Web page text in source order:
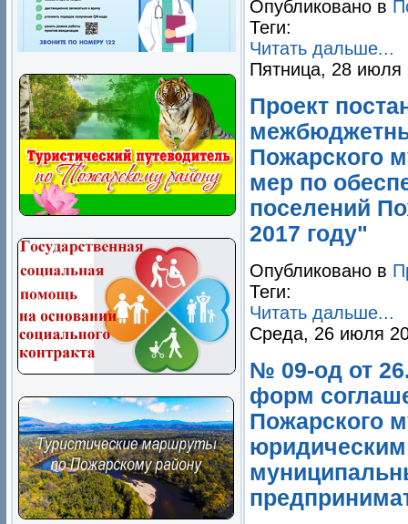
Опубликовано в
Теги:
Читать дальше...
Пятница, 28 июля
Проект
Пожарского
мер по
поселений
2017 году"
Опубликовано в
Теги:
Читать дальше...
Среда, 26 июля
№ 09-од от
форм
Пожарского